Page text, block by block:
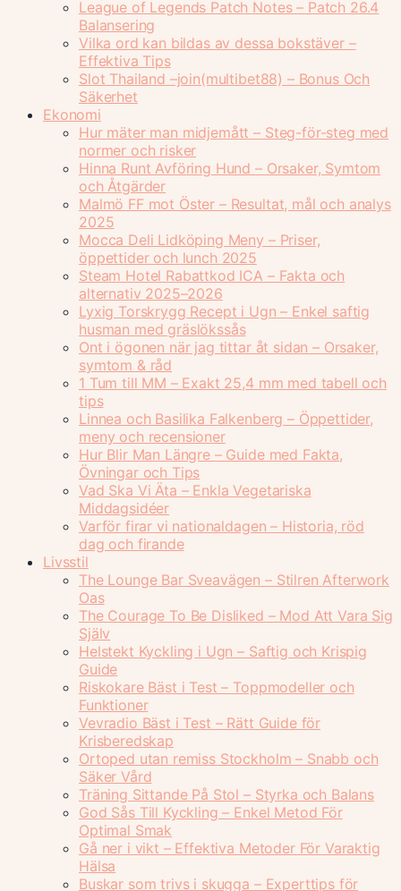
League of Legends Patch Notes – Patch 26.4
Balansering
Vilka ord kan bildas av dessa bokstäver –
Effektiva Tips
Slot Thailand –join(multibet88) – Bonus Och
Säkerhet
Ekonomi
Hur mäter man midjemått – Steg-för-steg med
normer och risker
Hinna Runt Avföring Hund – Orsaker, Symtom
och Åtgärder
Malmö FF mot Öster – Resultat, mål och analys
2025
Mocca Deli Lidköping Meny – Priser,
öppettider och lunch 2025
Steam Hotel Rabattkod ICA – Fakta och
alternativ 2025–2026
Lyxig Torskrygg Recept i Ugn – Enkel saftig
husman med gräslökssås
Ont i ögonen när jag tittar åt sidan – Orsaker,
symtom & råd
1 Tum till MM – Exakt 25,4 mm med tabell och
tips
Linnea och Basilika Falkenberg – Öppettider,
meny och recensioner
Hur Blir Man Längre – Guide med Fakta,
Övningar och Tips
Vad Ska Vi Äta – Enkla Vegetariska
Middagsidéer
Varför firar vi nationaldagen – Historia, röd
dag och firande
Livsstil
The Lounge Bar Sveavägen – Stilren Afterwork
Oas
The Courage To Be Disliked – Mod Att Vara Sig
Själv
Helstekt Kyckling i Ugn – Saftig och Krispig
Guide
Riskokare Bäst i Test – Toppmodeller och
Funktioner
Vevradio Bäst i Test – Rätt Guide för
Krisberedskap
Ortoped utan remiss Stockholm – Snabb och
Säker Vård
Träning Sittande På Stol – Styrka och Balans
God Sås Till Kyckling – Enkel Metod För
Optimal Smak
Gå ner i vikt – Effektiva Metoder För Varaktig
Hälsa
Buskar som trivs i skugga – Experttips för